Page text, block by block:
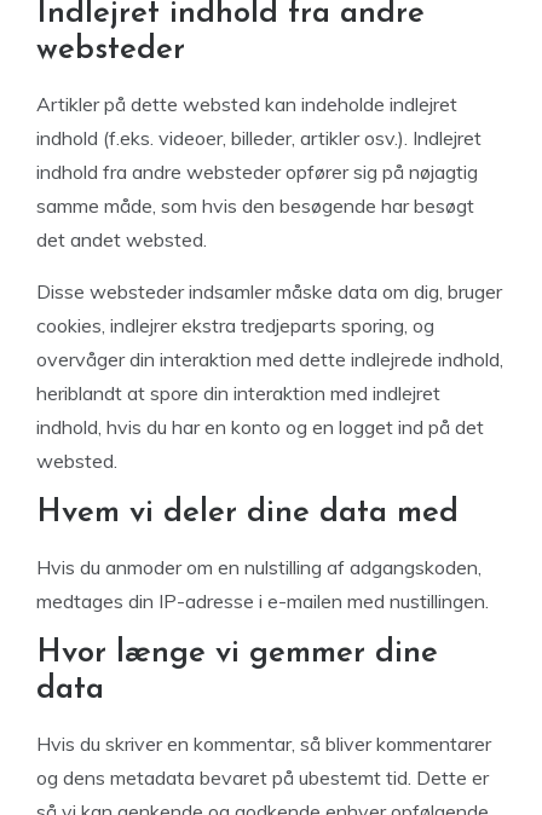
Indlejret indhold fra andre
websteder
Artikler på dette websted kan indeholde indlejret
indhold (f.eks. videoer, billeder, artikler osv.). Indlejret
indhold fra andre websteder opfører sig på nøjagtig
samme måde, som hvis den besøgende har besøgt
det andet websted.
Disse websteder indsamler måske data om dig, bruger
cookies, indlejrer ekstra tredjeparts sporing, og
overvåger din interaktion med dette indlejrede indhold,
heriblandt at spore din interaktion med indlejret
indhold, hvis du har en konto og en logget ind på det
websted.
Hvem vi deler dine data med
Hvis du anmoder om en nulstilling af adgangskoden,
medtages din IP-adresse i e-mailen med nustillingen.
Hvor længe vi gemmer dine
data
Hvis du skriver en kommentar, så bliver kommentarer
og dens metadata bevaret på ubestemt tid. Dette er